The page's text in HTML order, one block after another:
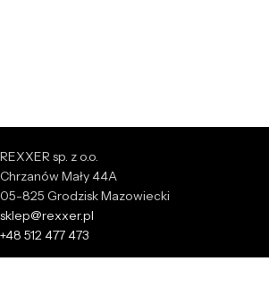
REXXER sp. z o.o.
Chrzanów Mały 44A
05-825 Grodzisk Mazowiecki
sklep@rexxer.pl
+48 512 477 473